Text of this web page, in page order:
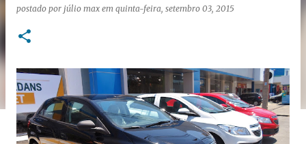
postado por júlio max em quinta-feira, setembro 03, 2015